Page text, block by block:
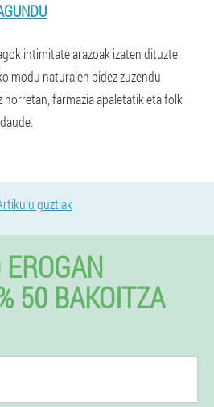
intimitate arazoak izaten dituzte.
modu naturalen bidez zuzendu
horretan, farmazia apaletatik eta folk
guztiak
50 BAKOITZA